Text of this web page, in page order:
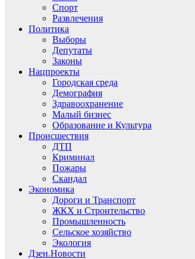
Спорт
Развлечения
Политика
Выборы
Депутаты
Законы
Нацпроекты
Городская среда
Демография
Здравоохранение
Малый бизнес
Образование и Культура
Происшествия
ДТП
Криминал
Пожары
Скандал
Экономика
Дороги и Транспорт
ЖКХ и Строительство
Промышленность
Сельское хозяйство
Экология
Дзен.Новости